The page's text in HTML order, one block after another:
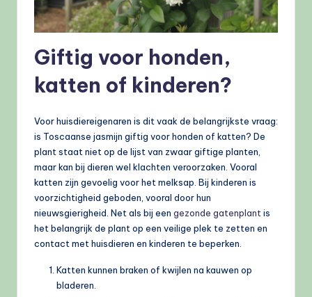
Giftig voor honden,
katten of kinderen?
Voor huisdiereigenaren is dit vaak de belangrijkste vraag:
is Toscaanse jasmijn giftig voor honden of katten? De
plant staat niet op de lijst van zwaar giftige planten,
maar kan bij dieren wel klachten veroorzaken. Vooral
katten zijn gevoelig voor het melksap. Bij kinderen is
voorzichtigheid geboden, vooral door hun
nieuwsgierigheid. Net als bij een gezonde gatenplant is
het belangrijk de plant op een veilige plek te zetten en
contact met huisdieren en kinderen te beperken.
Katten kunnen braken of kwijlen na kauwen op
bladeren.